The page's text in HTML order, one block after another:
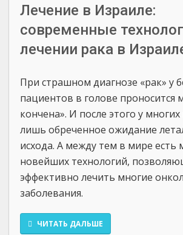
Лечение в Израиле:
современные
лечении рака в
При страшном диагнозе «рак» у
пациентов в голове проносится
кончена». И после этого у многих
лишь обреченное ожидание
исхода. А между тем в мире есть
новейших технологий,
эффективно лечить многие
заболевания.
ЧИТАТЬ ДАЛЬШЕ